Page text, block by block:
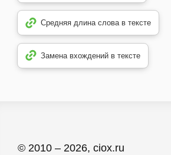
Средняя длина слова в тексте
Замена вхождений в тексте
© 2010 – 2026, ciox.ru